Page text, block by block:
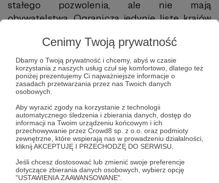
Cenimy Twoją prywatność
Dbamy o Twoją prywatność i chcemy, abyś w czasie
korzystania z naszych usług czuł się komfortowo, dlatego też
poniżej prezentujemy Ci najważniejsze informacje o
zasadach przetwarzania przez nas Twoich danych
osobowych.
Aby wyrazić zgody na korzystanie z technologii
automatycznego śledzenia i zbierania danych, dostęp do
informacji na Twoim urządzeniu końcowym i ich
przechowywanie przez Crowd8 sp. z o.o. oraz podmioty
zewnętrzne, które wspierają nas w prowadzeniu działalności,
kliknij AKCEPTUJĘ I PRZECHODZĘ DO SERWISU.
Jeśli chcesz dostosować lub zmienić swoje preferencje
dotyczące zbierania danych osobowych, wybierz opcję
"USTAWIENIA ZAAWANSOWANE".
stałego pozwolenia, ale nie mają
obywatelstwa. Ogranicza jedynie listę krajów
hiszpańskojęzyczne państwa Ameryki
Łacińskiej), z których przybysze mogą ubiegać
się o przyjęcie do służby [14]. Hiszpania ma
też Tercio de Extranjeros, odpowiednik
francuskiej Legii Cudzoziemskiej. Jednostka
została utworzona dekretem królewskim w
1920 roku i na początku lat 90. ubiegłego
wieku miała zostać rozwiązana, zarówno ze
względu na demoralizację, jak i silne związki z
reżimem Franco. Przetrwała jednak i obecnie
służy w niej 4500 żołnierzy i oficerów. Z